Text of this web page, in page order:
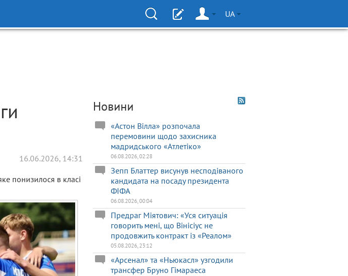
UA
16.06.2026, 14:31
понизилося в класі
Новини
«Астон Вілла» розпочала
перемовини щодо захисника
мадридського «Атлетіко»
06.08.2026, 02:28
Зепп Блаттер висунув несподіваного
кандидата на посаду президента
ФІФА
06.08.2026, 00:04
Предраг Міятович: «Уся ситуація
говорить мені, що Вінісіус не
продовжить контракт із «Реалом»
05.08.2026, 23:12
«Арсенал» та «Ньюкасл» узгодили
трансфер Бруно Гімараеса